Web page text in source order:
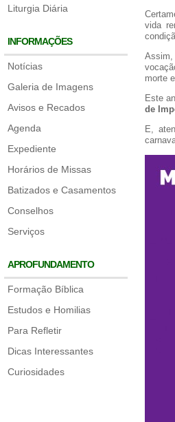
Liturgia Diária
INFORMAÇÕES
Notícias
Galeria de Imagens
Avisos e Recados
Agenda
Expediente
Horários de Missas
Batizados e Casamentos
Conselhos
Serviços
APROFUNDAMENTO
Formação Bíblica
Estudos e Homilias
Para Refletir
Dicas Interessantes
Curiosidades
vida
Assim,
morte
Este
de
E,